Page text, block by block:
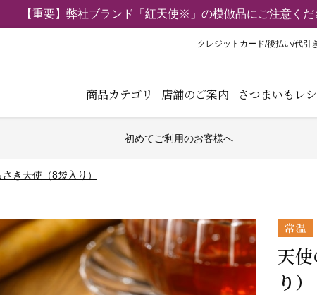
【重要】弊社ブランド「紅天使※」の模倣品にご注意くだ
商品カテゴリ 店舗のご案内 さつまいもレ
クレジットカード/後払い/代引
初めてご利用のお客様へ
き天使（8袋入り）
天
り）